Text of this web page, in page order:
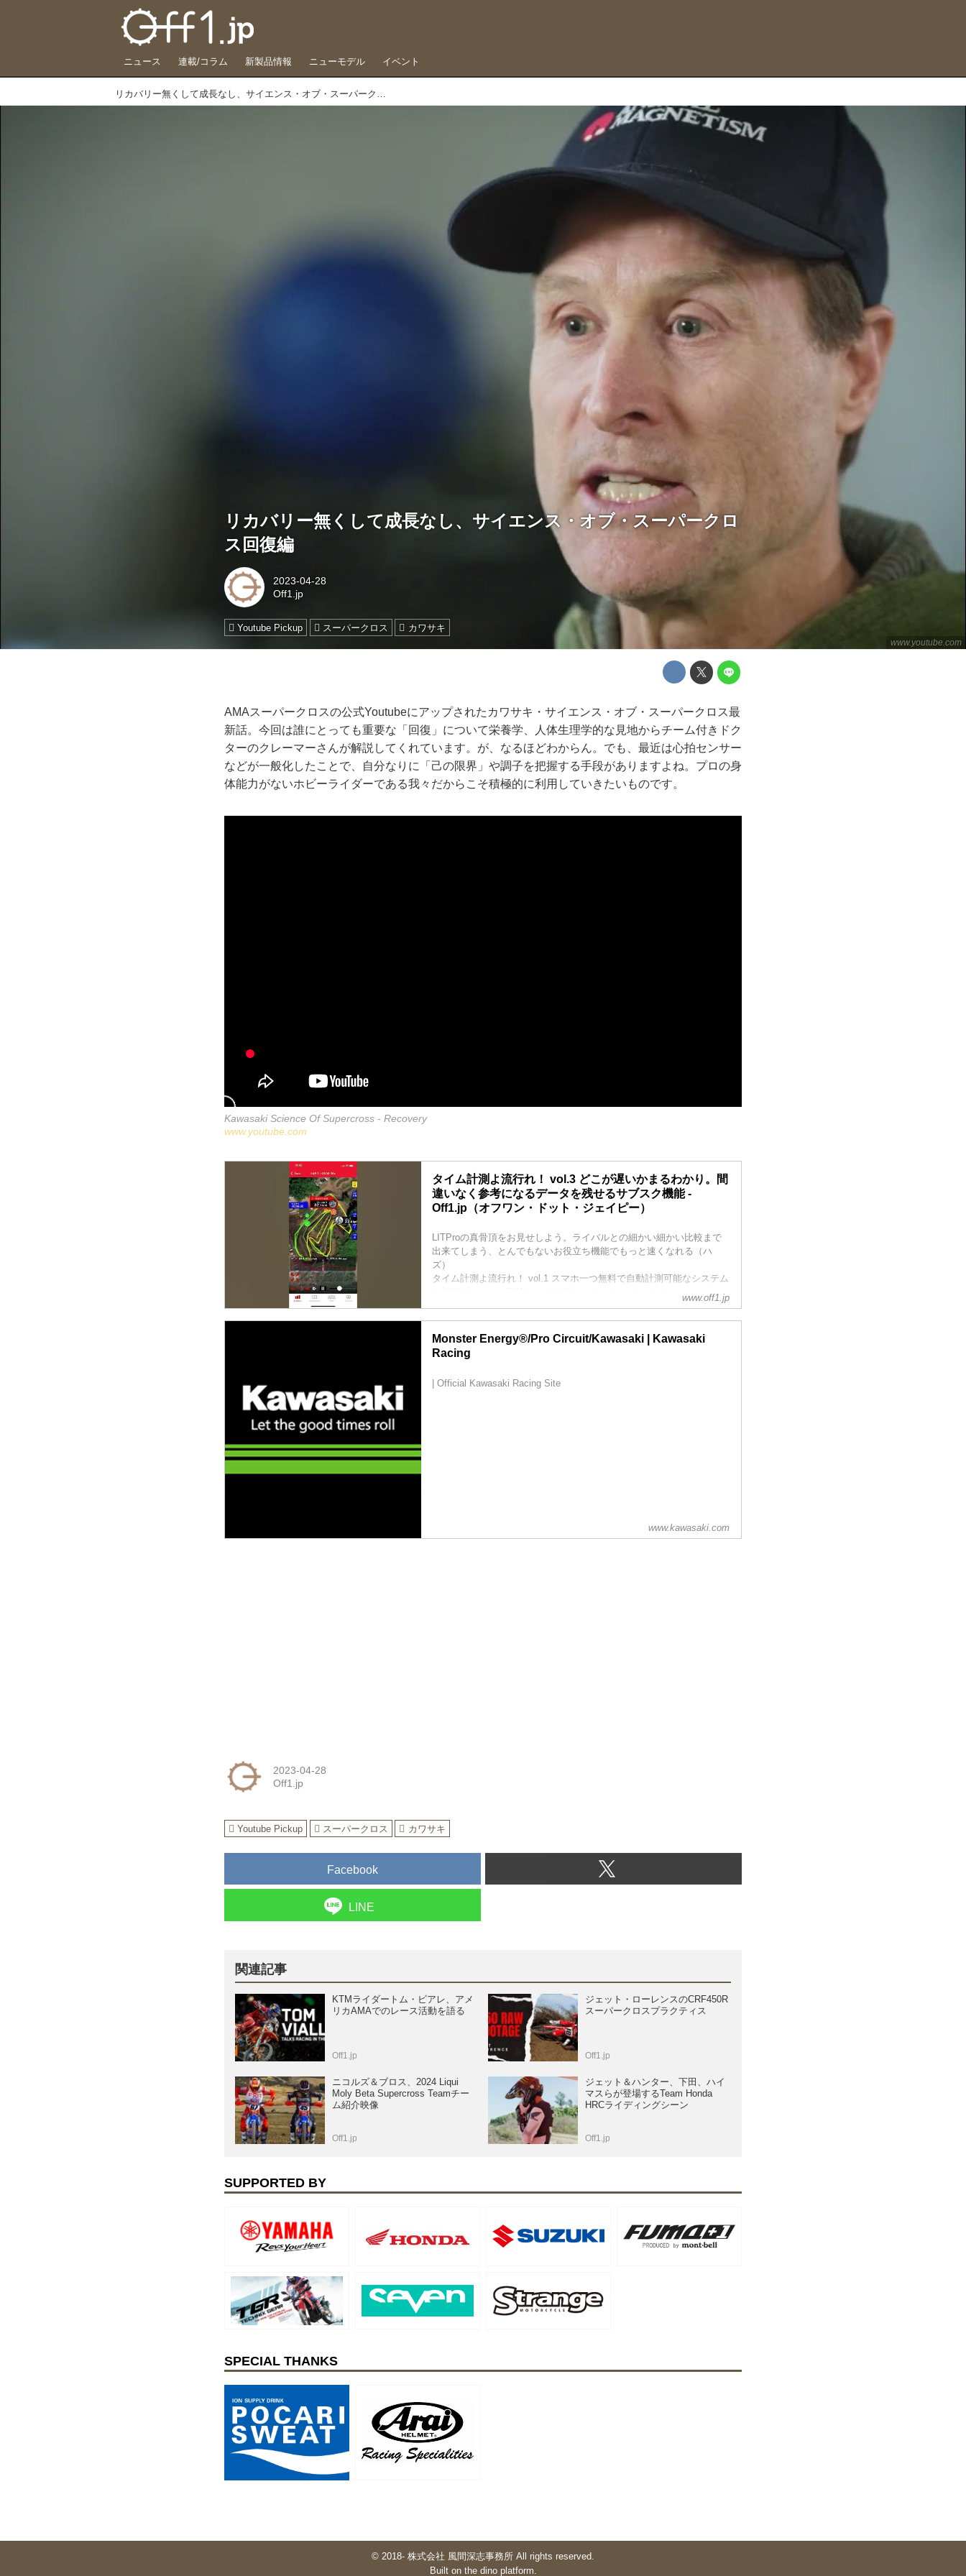
ニュース 連載/コラム 新製品情報 ニューモデル イベント
リカバリー無くして成長なし、サイエンス・オブ・スーパークロス回復編
www.youtube.com
リカバリー無くして成長なし、サイエンス・オブ・スーパークロ
ス回復編
2023-04-28
Off1.jp
Youtube Pickup スーパークロス カワサキ
AMAスーパークロスの公式Youtubeにアップされたカワサキ・サイエンス・オブ・スーパークロス最
新話。今回は誰にとっても重要な「回復」について栄養学、人体生理学的な見地からチーム付きドク
ターのクレーマーさんが解説してくれています。が、なるほどわからん。でも、最近は心拍センサー
などが一般化したことで、自分なりに「己の限界」や調子を把握する手段がありますよね。プロの身
体能力がないホビーライダーである我々だからこそ積極的に利用していきたいものです。
Kawasaki Science Of Supercross - Recovery
www.youtube.com
タイム計測よ流行れ！ vol.3 どこが遅いかまるわかり。間
違いなく参考になるデータを残せるサブスク機能 -
Off1.jp（オフワン・ドット・ジェイピー）
LITProの真骨頂をお見せしよう。ライバルとの細かい細かい比較まで
出来てしまう、とんでもないお役立ち機能でもっと速くなれる（ハ
ズ）
タイム計測よ流行れ！ vol.1 スマホ一つ無料で自動計測可能なシステム
GPSが内蔵されているスマホで周回コースのタイムが計測できること
をご存じだろうか。無料で、しかも簡単に。使うしかないでしょ？
オフロードバイクの楽しさに、タイム計測で目覚める
僕、ジャンキー稲垣はこの数ヶ月コンマ数秒を縮...
www.off1.jp
Monster Energy®/Pro Circuit/Kawasaki | Kawasaki
Racing
| Official Kawasaki Racing Site
www.kawasaki.com
2023-04-28
Off1.jp
Youtube Pickup スーパークロス カワサキ
Facebook
LINE
関連記事
KTMライダートム・ビアレ、アメ
リカAMAでのレース活動を語る
Off1.jp
ジェット・ローレンスのCRF450R
スーパークロスプラクティス
Off1.jp
ニコルズ＆ブロス、2024 Liqui
Moly Beta Supercross Teamチー
ム紹介映像
Off1.jp
ジェット＆ハンター、下田、ハイ
マスらが登場するTeam Honda
HRCライディングシーン
Off1.jp
SUPPORTED BY
SPECIAL THANKS
© 2018- 株式会社 風間深志事務所 All rights reserved.
Built on the dino platform.